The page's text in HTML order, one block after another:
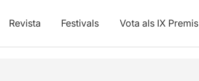
Revista Festivals Vota als IX Premis